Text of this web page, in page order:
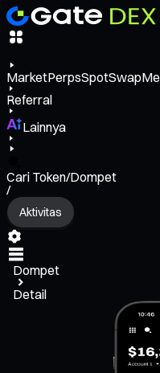
MarketPerpsSpotSwap
Referral
Lainnya
Cari Token/Dompet
/
Aktivitas
Dompet
Detail